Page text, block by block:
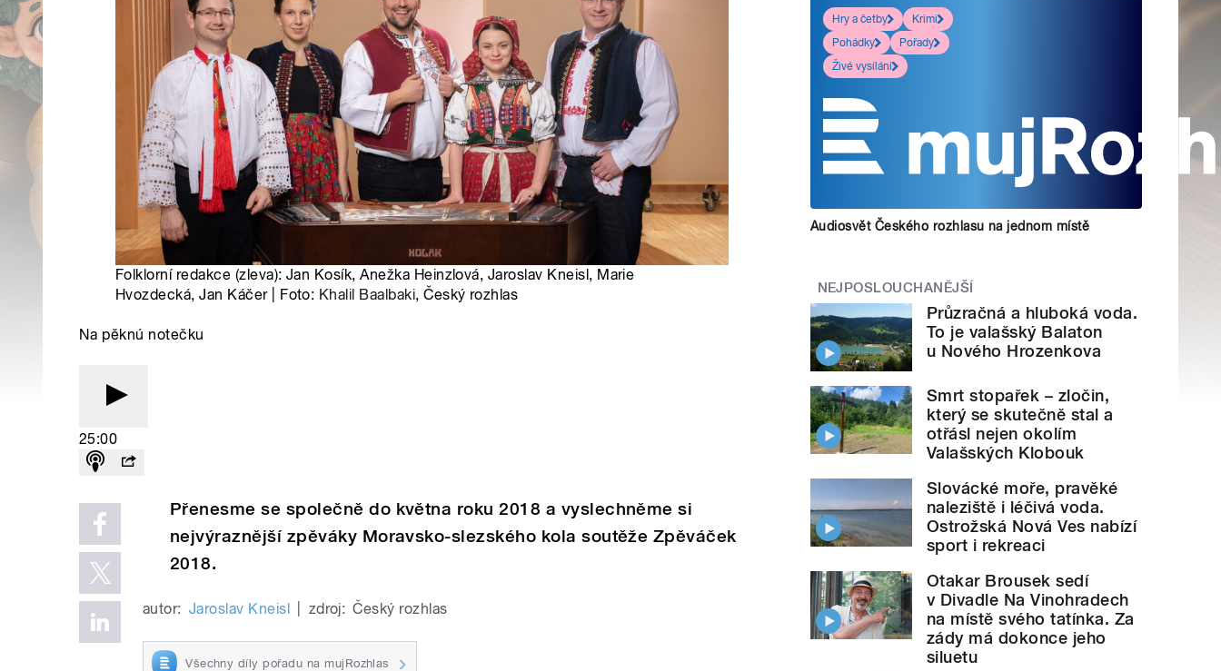
Folklorní redakce (zleva): Jan Kosík, Anežka Heinzlová, Jaroslav Kneisl, Marie
Hvozdecká, Jan Káčer | Foto: Khalil Baalbaki, Český rozhlas
Na pěknú notečku
25:00
Přenesme se společně do května roku 2018 a vyslechněme si
nejvýraznější zpěváky Moravsko-slezského kola soutěže Zpěváček
2018.
autor: Jaroslav Kneisl zdroj: Český rozhlas
Všechny díly pořadu na mujRozhlas
Hry a četby
Krimi
Pohádky
Pořady
Živé vysílání
Audiosvět Českého rozhlasu na jednom místě
NEJPOSLOUCHANĚJŠÍ
Průzračná a hluboká voda.
To je valašský Balaton
u Nového Hrozenkova
Smrt stopařek – zločin,
který se skutečně stal a
otřásl nejen okolím
Valašských Klobouk
Slovácké moře, pravěké
naleziště i léčivá voda.
Ostrožská Nová Ves nabízí
sport i rekreaci
Otakar Brousek sedí
v Divadle Na Vinohradech
na místě svého tatínka. Za
zády má dokonce jeho
siluetu